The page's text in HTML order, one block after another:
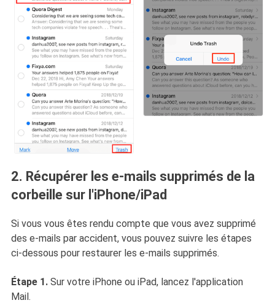
2. Récupérer les e-mails supprimés de la
corbeille sur l'iPhone/iPad
Si vous vous êtes rendu compte que vous avez supprimé
des e-mails par accident, vous pouvez suivre les étapes
ci-dessous pour restaurer les e-mails supprimés.
Étape 1.Sur votre iPhone ou iPad, lancez l'application
Mail.